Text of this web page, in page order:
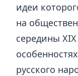
идеи
на
середины
русского